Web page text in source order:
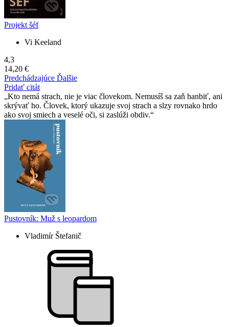
Projekt šéf
Vi Keeland
4,3
14,20 €
Predchádzajúce Ďalšie
Pridať citát
Kto nemá strach, nie je viac človekom. Nemusíš sa zaň hanbiť, ani
skrývať ho. Človek, ktorý ukazuje svoj strach a slzy rovnako hrdo
ako svoj smiech a veselé oči, si zaslúži obdiv.
Pustovník: Muž s leopardom
Vladimír Štefanič